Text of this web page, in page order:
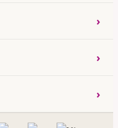
›
›
›